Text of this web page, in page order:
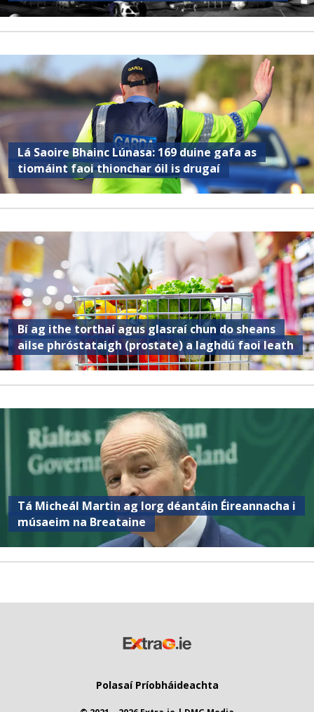
Lá Saoire Bhainc Lúnasa: 169 duine gafa as
tiomáint faoi thionchar óil is drugaí
Bí ag ithe torthaí agus glasraí chun do sheans
ailse phróstataigh (prostate) a laghdú faoi leath
Tá Micheál Martin ag lorg déantáin Éireannacha i
músaeim na Breataine
Polasaí Príobháideachta